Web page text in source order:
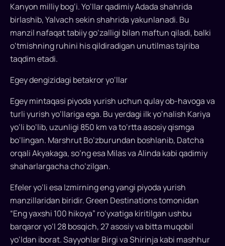
sayohat
ro‘yxatlarida
munosib
o‘rin
olishda
davom
etmoqda.
mamlakat
yana
e’tirofga
sazovor
bo‘ldi...
Kanyon milliy bog‘i. Yo‘llar qadimiy Adada shahrida
birlashib, Yalvach sekin shahrida yakunlanadi. Bu
manzil nafaqat tabiiy go‘zalligi bilan maftun qiladi, balki
o‘tmishning ruhini his qildiradigan unutilmas tajriba
taqdim etadi.
Egey dengizidagi betakror yo‘llar
Egey mintaqasi piyoda yurish uchun qulay ob-havoga va
turli yurish yo‘llariga ega. Bu yerdagi ilk yo‘nalish Kariya
yo‘li bo‘lib, uzunligi 850 km va to‘rtta asosiy qismga
bo‘lingan. Marshrut Bo‘zburundan boshlanib, Datcha
orqali Akyakaga, so‘ng esa Milas va Alinda kabi qadimiy
shaharlargacha cho‘zilgan.
Efeler yo‘li esa Izmirning eng yangi piyoda yurish
manzillaridan biridir. Green Destinations tomonidan
“Eng yaxshi 100 hikoya” ro‘yxatiga kiritilgan ushbu
barqaror yo‘l 28 bosqich, 27 asosiy va bitta muqobil
yo‘ldan iborat. Sayyohlar Birgi va Shirinja kabi mashhur